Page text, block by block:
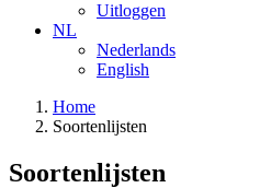
Uitloggen
NL
Nederlands
English
Home
Soortenlijsten
Soortenlijsten